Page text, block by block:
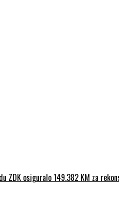
osiguralo 149.382 KM za